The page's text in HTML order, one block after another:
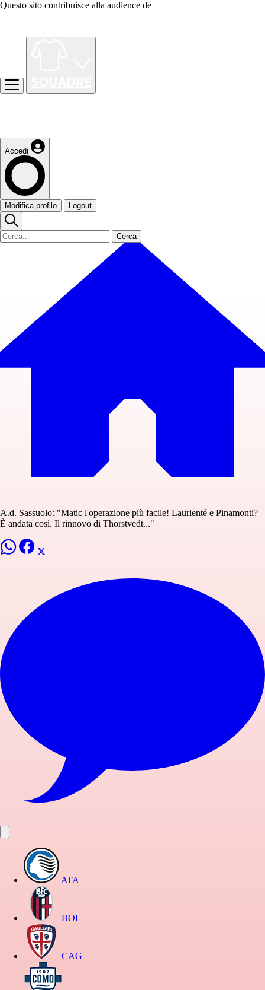
Questo sito contribuisce alla audience de
Accedi
Modifica profilo Logout
Cerca
A.d. Sassuolo: "Matic l'operazione più facile! Laurienté e Pinamonti?
È andata così. Il rinnovo di Thorstvedt..."
ATA
BOL
CAG